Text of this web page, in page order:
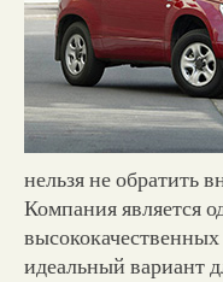
нельзя не обратить
Компания является
идеальный вариант